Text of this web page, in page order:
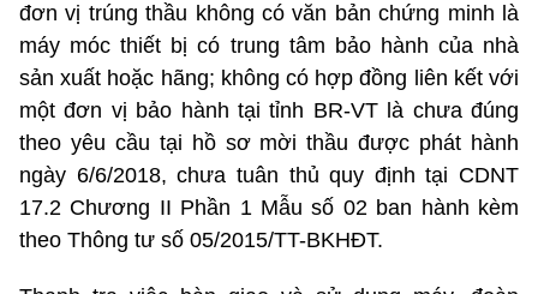
đơn vị trúng thầu không có văn bản chứng minh là
máy móc thiết bị có trung tâm bảo hành của nhà
sản xuất hoặc hãng; không có hợp đồng liên kết với
một đơn vị bảo hành tại tỉnh BR-VT là chưa đúng
theo yêu cầu tại hồ sơ mời thầu được phát hành
ngày 6/6/2018, chưa tuân thủ quy định tại CDNT
17.2 Chương II Phần 1 Mẫu số 02 ban hành kèm
theo Thông tư số 05/2015/TT-BKHĐT.